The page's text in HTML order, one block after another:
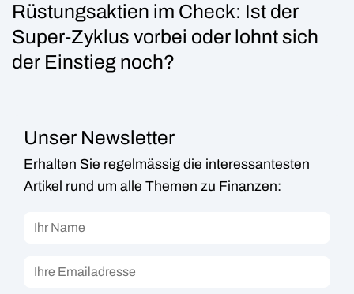
Rüstungsaktien im Check: Ist der
Super-Zyklus vorbei oder lohnt sich
der Einstieg noch?
Unser Newsletter
Erhalten Sie regelmässig die interessantesten
Artikel rund um alle Themen zu Finanzen: